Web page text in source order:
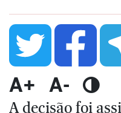
A+ A-
A decisão foi